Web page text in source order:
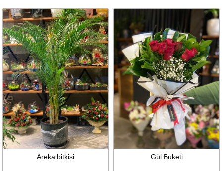
Areka bitkisi Gül Buketi